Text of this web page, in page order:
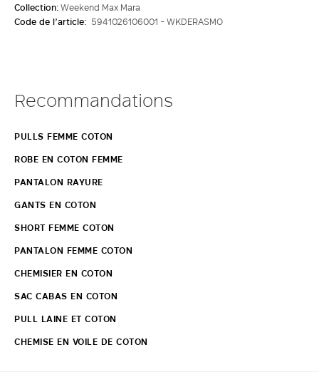
Collection:Weekend Max Mara
Code de l’article: 5941026106001 - WKDERASMO
Recommandations
PULLS FEMME COTON
ROBE EN COTON FEMME
PANTALON RAYURE
GANTS EN COTON
SHORT FEMME COTON
PANTALON FEMME COTON
CHEMISIER EN COTON
SAC CABAS EN COTON
PULL LAINE ET COTON
CHEMISE EN VOILE DE COTON